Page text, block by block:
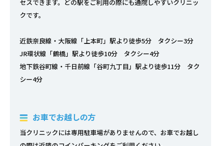
セスできます。どの駅をご利用の際にも通院しやすいクリニッ
クです。
近鉄奈良線・大阪線「上本町」駅より徒歩5分 タクシー3分
JR環状線「鶴橋」駅より徒歩10分 タクシー4分
地下鉄谷町線・千日前線「谷町九丁目」駅より徒歩11分 タク
シー4分
お車でお越しの方
当クリニックには専用駐車場がありませんので、お車でお越し